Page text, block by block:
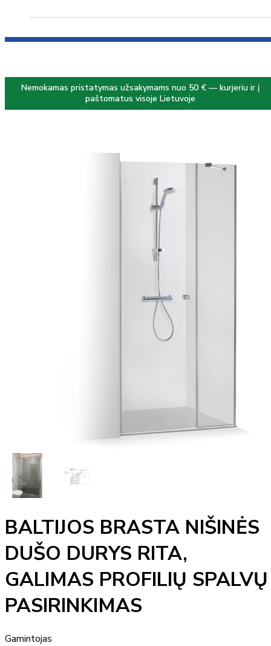
Nemokamas pristatymas užsakymams nuo 50 € — kurjeriu ir į
paštomatus visoje Lietuvoje
BALTIJOS BRASTA NIŠINĖS
DUŠO DURYS RITA,
GALIMAS PROFILIŲ SPALVŲ
PASIRINKIMAS
Gamintojas